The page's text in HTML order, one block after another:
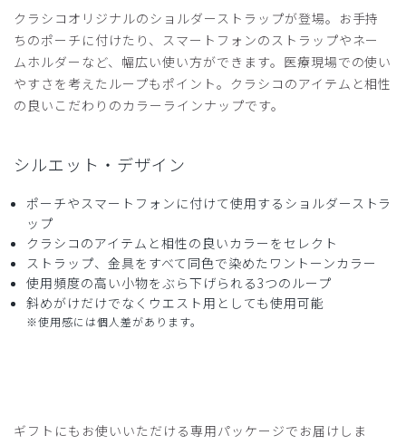
クラシコオリジナルのショルダーストラップが登場。お手持
ちのポーチに付けたり、スマートフォンのストラップやネー
ムホルダーなど、幅広い使い方ができます。医療現場での使い
やすさを考えたループもポイント。クラシコのアイテムと相性
の良いこだわりのカラーラインナップです。
シルエット・デザイン
ポーチやスマートフォンに付けて使用するショルダーストラ
ップ
クラシコのアイテムと相性の良いカラーをセレクト
ストラップ、金具をすべて同色で染めたワントーンカラー
使用頻度の高い小物をぶら下げられる3つのループ
斜めがけだけでなくウエスト用としても使用可能
※使用感には個人差があります。
ギフトにもお使いいただける専用パッケージでお届けしま